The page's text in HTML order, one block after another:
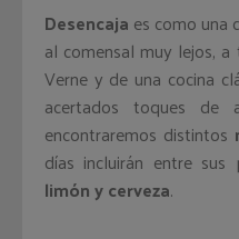
Desencaja es como una
al comensal muy lejos,
Verne y de una cocina
acertados toques de
encontraremos distintos
días incluirán entre
limón y cerveza.